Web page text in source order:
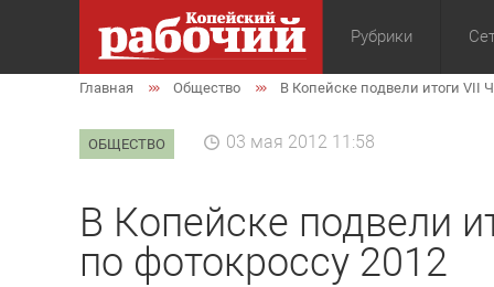
Рубрики
Общество
Главная Общество В Копейске подвели итоги VII
ОБЩЕСТВО 03 мая 2012 11:58
В Копейске подвели
по фотокроссу 2012